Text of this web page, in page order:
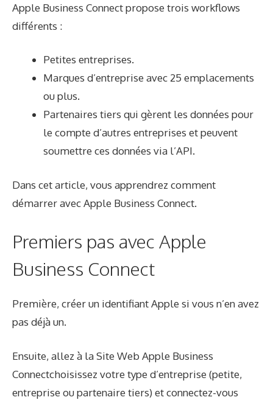
Apple Business Connect propose trois workflows
différents :
Petites entreprises.
Marques d’entreprise avec 25 emplacements
ou plus.
Partenaires tiers qui gèrent les données pour
le compte d’autres entreprises et peuvent
soumettre ces données via l’API.
Dans cet article, vous apprendrez comment
démarrer avec Apple Business Connect.
Premiers pas avec Apple
Business Connect
Première, créer un identifiant Apple si vous n’en avez
pas déjà un.
Ensuite, allez à laSite Web Apple Business
Connectchoisissez votre type d’entreprise (petite,
entreprise ou partenaire tiers) et connectez-vous